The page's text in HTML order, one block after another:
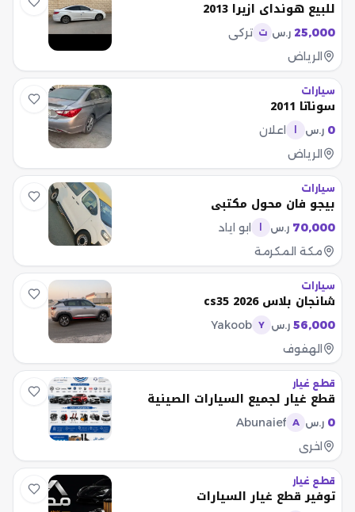
للبيع هونداي ازيرا 2013
25,000 ر.س ت تركي
الرياض
سيارات
سوناتا 2011
0 ر.س
اعلان
الرياض
سيارات
بيجو فان محول مكتبي
70,000 ر.س
ابو اياد
مكة المكرمة
سيارات
شانجان بلاس cs35 2026
56,000 ر.س Y
Yakoob
الهفوف
قطع غيار
قطع غيار لجميع السيارات الصينية
0 ر.س A
Abunaief
اخرى
قطع غيار
توفير قطع غيار السيارات